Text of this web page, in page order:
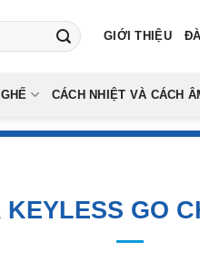
GIỚI THIỆU
CÁCH NHIỆT VÀ CÁCH
GO